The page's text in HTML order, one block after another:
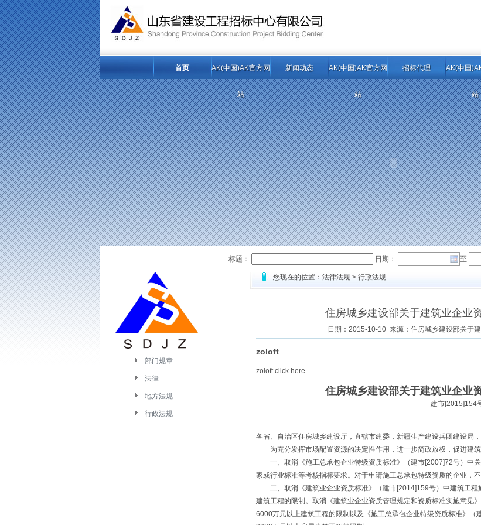
首页 AK(中国)AK官方网
站
新闻动态 AK(中国)AK官方网
站
招标代理 AK(中国
站
标题： 日期： 至
部门规章
法律
地方法规
行政法规
您现在的位置：法律法规 > 行政法规
住房城乡建设部关于建筑业企业
日期：2015-10-10 来源：住房城乡建设部关于
zoloft
zoloftclick here
住房城乡建设部关于建筑业企业
建市[2015]154
各省、自治区住房城乡建设厅，直辖市建委，新疆生产建设兵团建设局
为充分发挥市场配置资源的决定性作用，进一步简政放权，促进建筑
一、取消《施工总承包企业特级资质标准》（建市[2007]72号）中
家或行业标准等考核指标要求。对于申请施工总承包特级资质的企业，不
二、取消《建筑业企业资质标准》（建市[2014]159号）中建筑工程
建筑工程的限制。取消《建筑业企业资质管理规定和资质标准实施意见
6000万元以上建筑工程的限制以及《施工总承包企业特级资质标准》